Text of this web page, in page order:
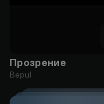
Прозрение
Bepul